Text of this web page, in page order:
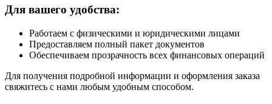
Для вашего удобства:
Работаем с физическими и юридическими лицами
Предоставляем полный пакет документов
Обеспечиваем прозрачность всех финансовых операций
Для получения подробной информации и оформления заказа
свяжитесь с нами любым удобным способом.